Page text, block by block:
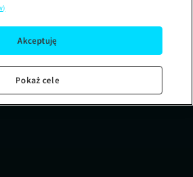
Akceptuję
Pokaż cele